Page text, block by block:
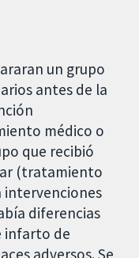
un grupo
antes de la
médico o
que recibió
(tratamiento
intervenciones
diferencias
infarto de
adversos. Se